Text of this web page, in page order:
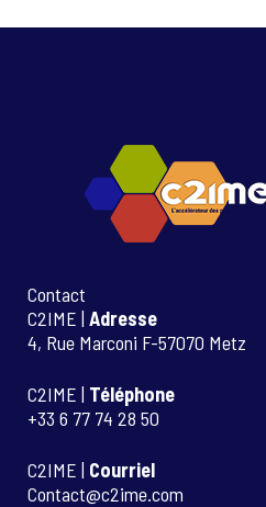
Contact
C2IME | Adresse
4, Rue Marconi F-57070 Metz
C2IME | Téléphone
+33 6 77 74 28 50
C2IME | Courriel
Contact@c2ime.com